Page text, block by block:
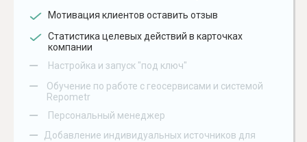
Мотивация клиентов оставить отзыв
Статистика целевых действий в карточках
компании
– Настройка и запуск "под ключ"
–
Обучение по работе с геосервисами и системой
Repometr
– Персональный менеджер
–
Добавление индивидуальных источников для